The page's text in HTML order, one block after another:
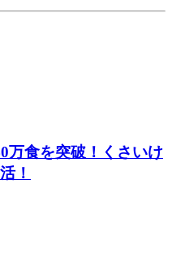
万食を突破！くさいけ
！